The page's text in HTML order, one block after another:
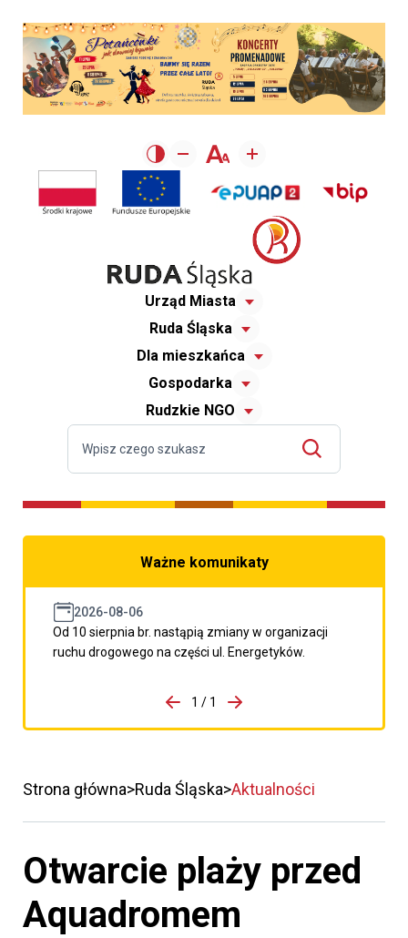
Urząd Miasta
Ruda Śląska
Dla mieszkańca
Gospodarka
Rudzkie NGO
Ważne komunikaty
2026-08-06
Od 10 sierpnia br. nastąpią zmiany w organizacji
ruchu drogowego na części ul. Energetyków.
porzpedniego komunikatu
1 / 1
Przejdź do następnego
Strona główna Ruda Śląska Aktualności
Otwarcie plaży przed
Aquadromem